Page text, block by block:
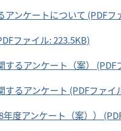
ンケートについて (PDFフ
ファイル: 223.5KB)
るアンケート（案） (PDF
るアンケート (PDFファイ
度アンケート（案））